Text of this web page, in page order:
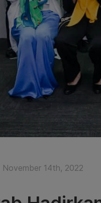
November 14th, 2022